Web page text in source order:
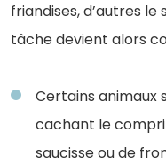
friandises, d’autres
tâche devient alors
Certains animaux
cachant le
saucisse ou de